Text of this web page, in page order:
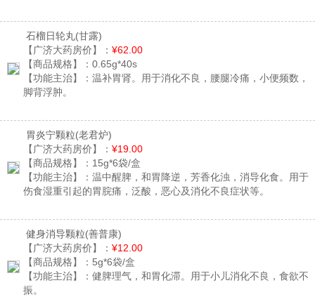
石榴日轮丸(甘露)
【广济大药房价】： ¥62.00
【商品规格】： 0.65g*40s
【功能主治】： 温补胃肾。用于消化不良，腰腿冷痛，小便频数，
脚背浮肿。
胃炎宁颗粒(老君炉)
【广济大药房价】： ¥19.00
【商品规格】： 15g*6袋/盒
【功能主治】： 温中醒脾，和胃降逆，芳香化浊，消导化食。用于
伤食湿重引起的胃脘痛，泛酸，恶心及消化不良症状等。
健身消导颗粒(善普康)
【广济大药房价】： ¥12.00
【商品规格】： 5g*6袋/盒
【功能主治】： 健脾理气，和胃化滞。用于小儿消化不良，食欲不
振。